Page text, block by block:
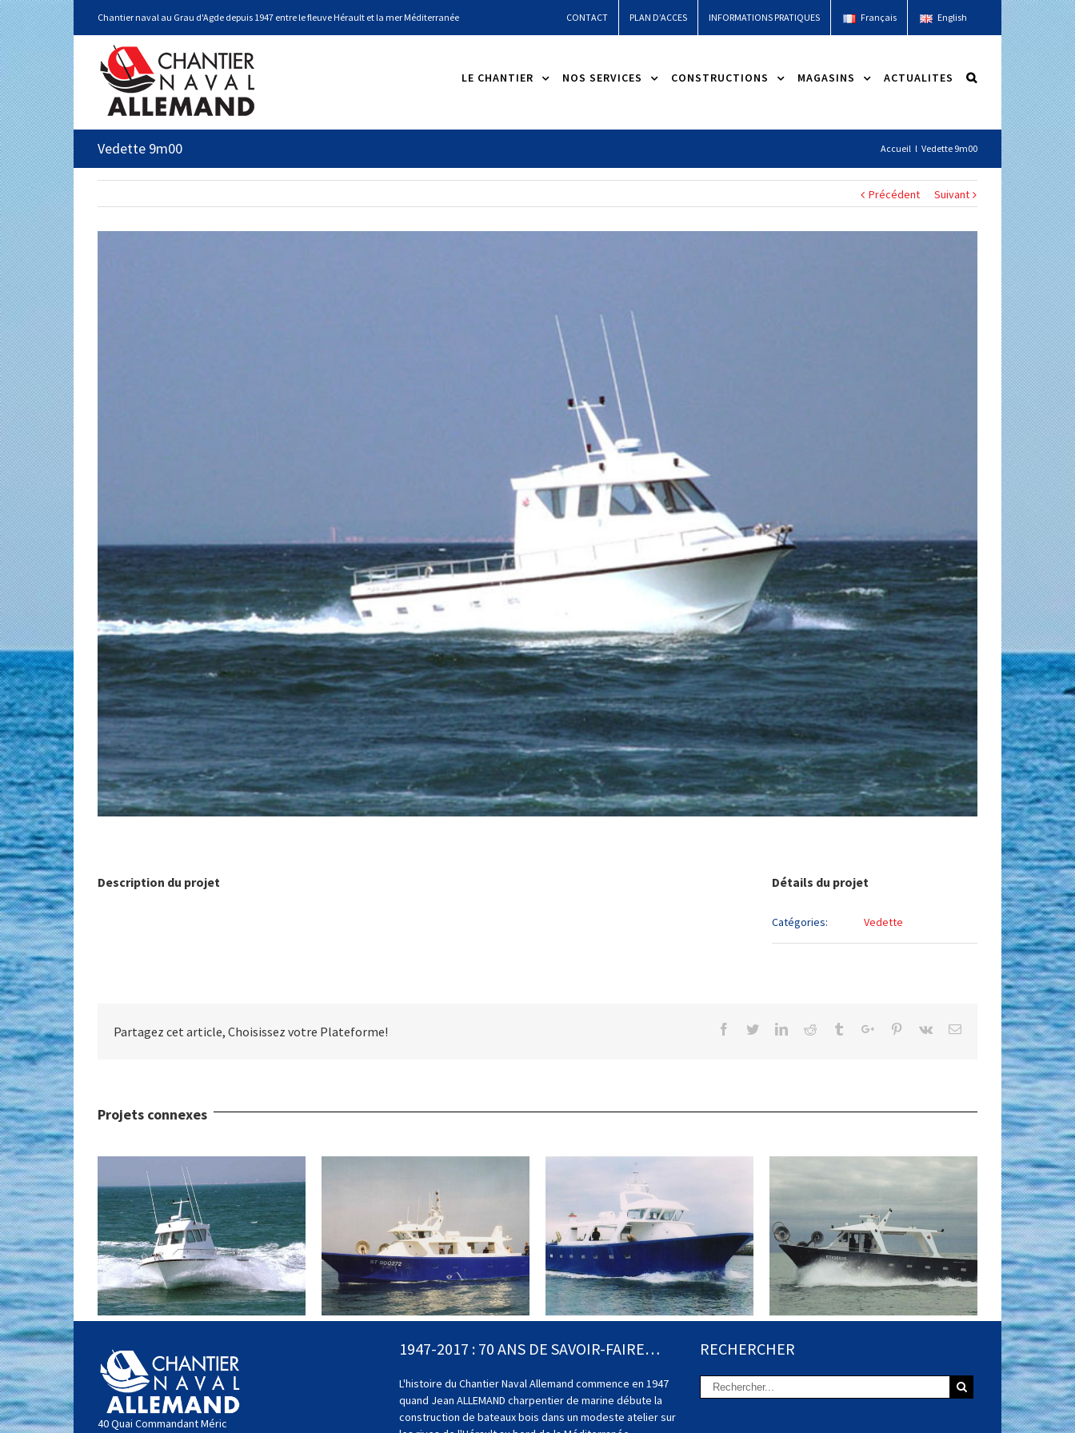
Chantier naval au Grau d'Agde depuis 1947 entre le fleuve Hérault et la mer Méditerranée CONTACT PLAN D’ACCES INFORMATIONS PRATIQUES Français English
LE CHANTIER NOS SERVICES CONSTRUCTIONS MAGASINS ACTUALITES
Vedette 9m00 Accueil l Vedette 9m00
Précédent Suivant
Description du projet Détails du projet
Catégories: Vedette
Partagez cet article, Choisissez votre Plateforme! Facebook
TwitterLinkedinReddit TumblrGoogle+Pinterest
Vk Email
Projets connexes
40 Quai Commandant Méric
1947-2017 : 70 ANS DE SAVOIR-FAIRE…
L'histoire du Chantier Naval Allemand commence en 1947
quand Jean ALLEMAND charpentier de marine débute la
construction de bateaux bois dans un modeste atelier sur
RECHERCHER